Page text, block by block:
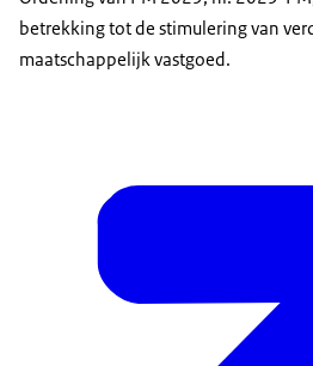
betrekking tot de stimulering van
maatschappelijk vastgoed.